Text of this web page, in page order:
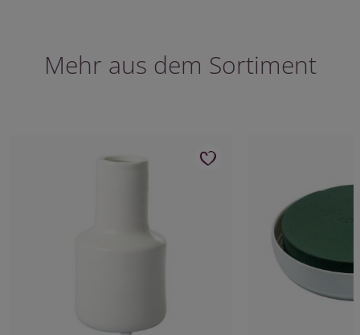
Mehr aus dem Sortiment